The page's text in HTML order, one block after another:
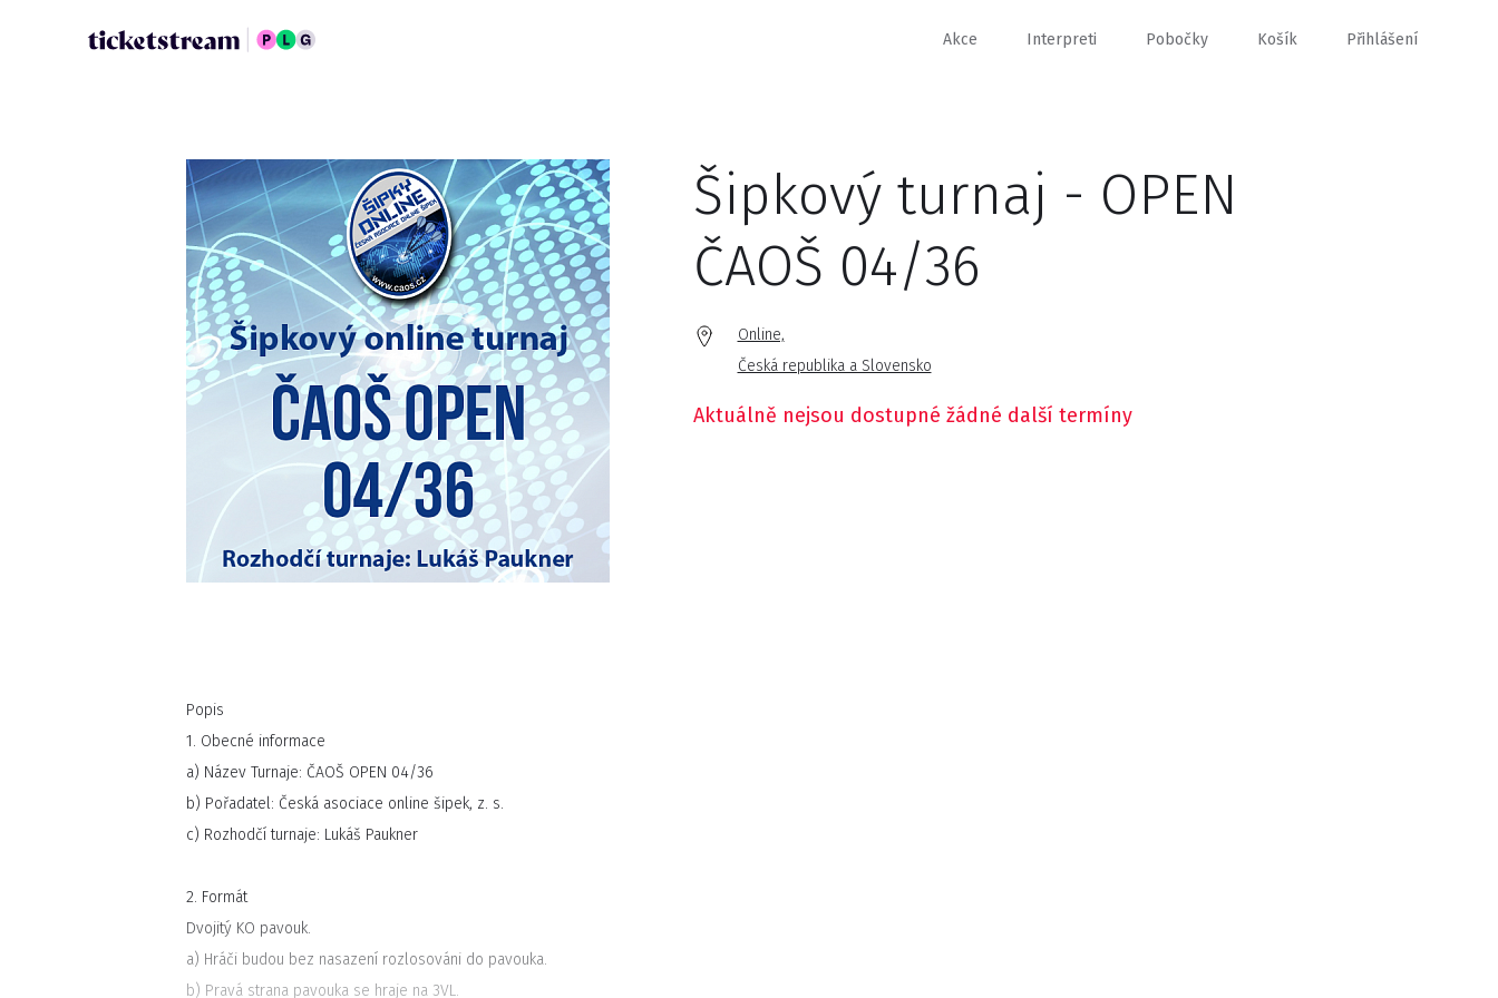
Akce Interpreti Pobočky Košík Přihlášení
Šipkový turnaj - OPEN
ČAOŠ 04/36
Online,
Česká republika a Slovensko
Aktuálně nejsou dostupné žádné další termíny
Popis
1. Obecné informace
a) Název Turnaje: ČAOŠ OPEN 04/36
b) Pořadatel: Česká asociace online šipek, z. s.
c) Rozhodčí turnaje: Lukáš Paukner
2. Formát
Dvojitý KO pavouk.
a) Hráči budou bez nasazení rozlosováni do pavouka.
b) Pravá strana pavouka se hraje na 3VL.